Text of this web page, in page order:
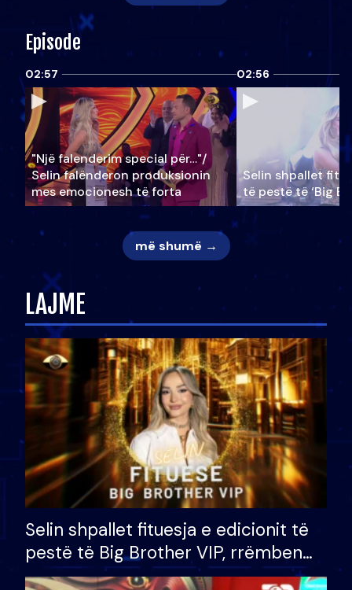
Episode
02:57
"Një falenderim special për…"/
Selin falënderon produksionin
mes emocionesh të forta
02:56
Selin shpallet
të pestë të ‘Big
më shumë →
LAJME
Selin shpallet fituesja e edicionit të
pestë të Big Brother VIP, rrëmben
çmimin e madh prej 100 mijë eurosh